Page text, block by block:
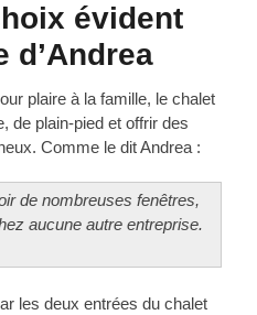
évident
d’Andrea
plaire à la famille, le chalet
de plain-pied et offrir des
Comme le dit Andrea :
de nombreuses fenêtres,
aucune autre entreprise.
les deux entrées du chalet